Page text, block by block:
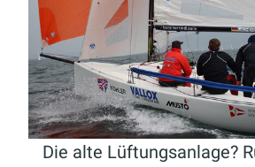
Die alte Lüftungsanlage?